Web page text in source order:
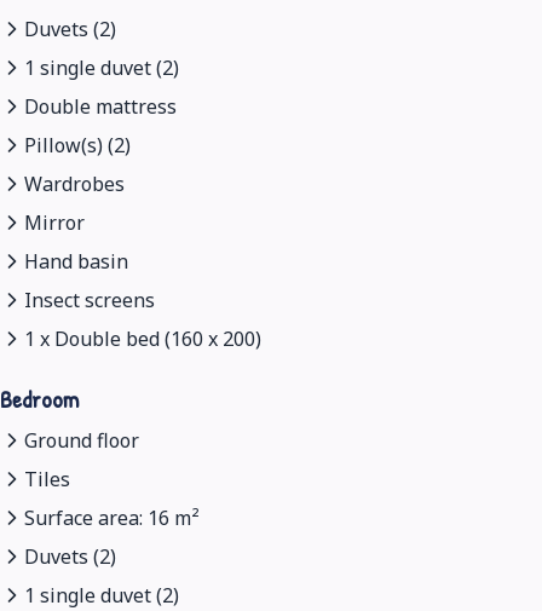
Duvets (2)
1 single duvet (2)
Double mattress
Pillow(s) (2)
Wardrobes
Mirror
Hand basin
Insect screens
1 x Double bed (160 x 200)
Bedroom
Ground floor
Tiles
Surface area: 16 m²
Duvets (2)
1 single duvet (2)